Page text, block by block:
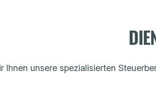
Ihnen unsere spezialisierten